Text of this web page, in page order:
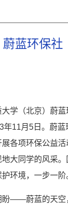
蔚蓝环保社
大学（北京）蔚
年11月5日。蔚
各项环保公益
大同学的风采
环境，一步一阶
盼——蔚蓝的天空